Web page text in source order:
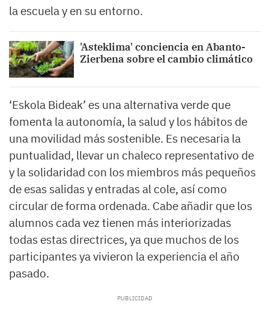
la escuela y en su entorno.
'Asteklima' conciencia en Abanto-
Zierbena sobre el cambio climático
‘Eskola Bideak’ es una alternativa verde que
fomenta la autonomía, la salud y los hábitos de
una movilidad más sostenible. Es necesaria la
puntualidad, llevar un chaleco representativo de
y la solidaridad con los miembros más pequeños
de esas salidas y entradas al cole, así como
circular de forma ordenada. Cabe añadir que los
alumnos cada vez tienen más interiorizadas
todas estas directrices, ya que muchos de los
participantes ya vivieron la experiencia el año
pasado.